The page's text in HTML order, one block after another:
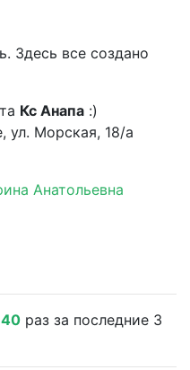
Здесь все создано
Кс Анапа :)
ул. Морская, 18/а
Анатольевна
40 раз за последние 3